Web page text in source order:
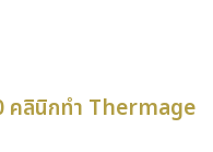
คลินิกทำ Thermage